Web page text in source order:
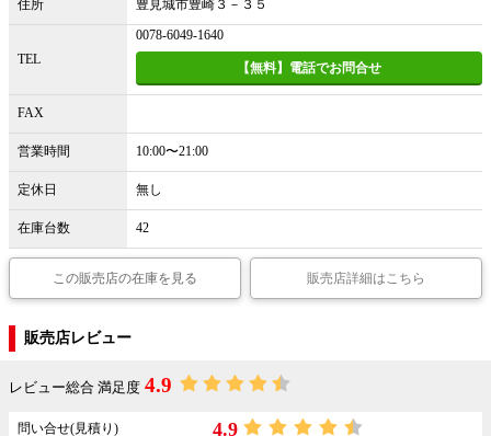
住所 豊見城市豊崎３－３５
TEL
0078-6049-1640
【無料】電話でお問合せ
FAX
営業時間 10:00〜21:00
定休日 無し
在庫台数 42
この販売店の在庫を見る 販売店詳細はこちら
販売店レビュー
レビュー総合 満足度 4.9
問い合せ(見積り) 4.9